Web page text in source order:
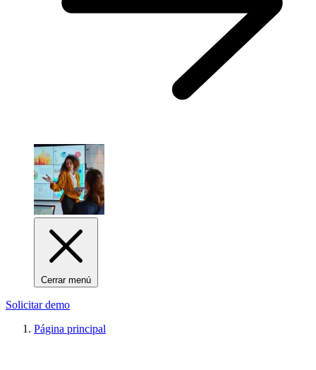
Cerrar menú
Solicitar demo
Página principal